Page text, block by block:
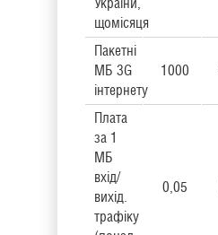
щомісяця
Пакетні
МБ 3G
інтернету
1000
Плата
за 1
МБ
вхід/
вихід.
трафіку
0,05